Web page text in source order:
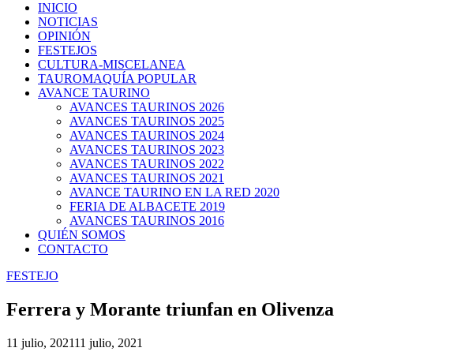
INICIO
NOTICIAS
OPINIÓN
FESTEJOS
CULTURA-MISCELANEA
TAUROMAQUÍA POPULAR
AVANCE TAURINO
AVANCES TAURINOS 2026
AVANCES TAURINOS 2025
AVANCES TAURINOS 2024
AVANCES TAURINOS 2023
AVANCES TAURINOS 2022
AVANCES TAURINOS 2021
AVANCE TAURINO EN LA RED 2020
FERIA DE ALBACETE 2019
AVANCES TAURINOS 2016
QUIÉN SOMOS
CONTACTO
FESTEJO
Ferrera y Morante triunfan en Olivenza
11 julio, 202111 julio, 2021